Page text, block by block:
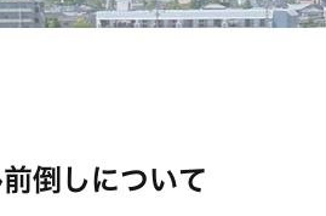
倒しについて